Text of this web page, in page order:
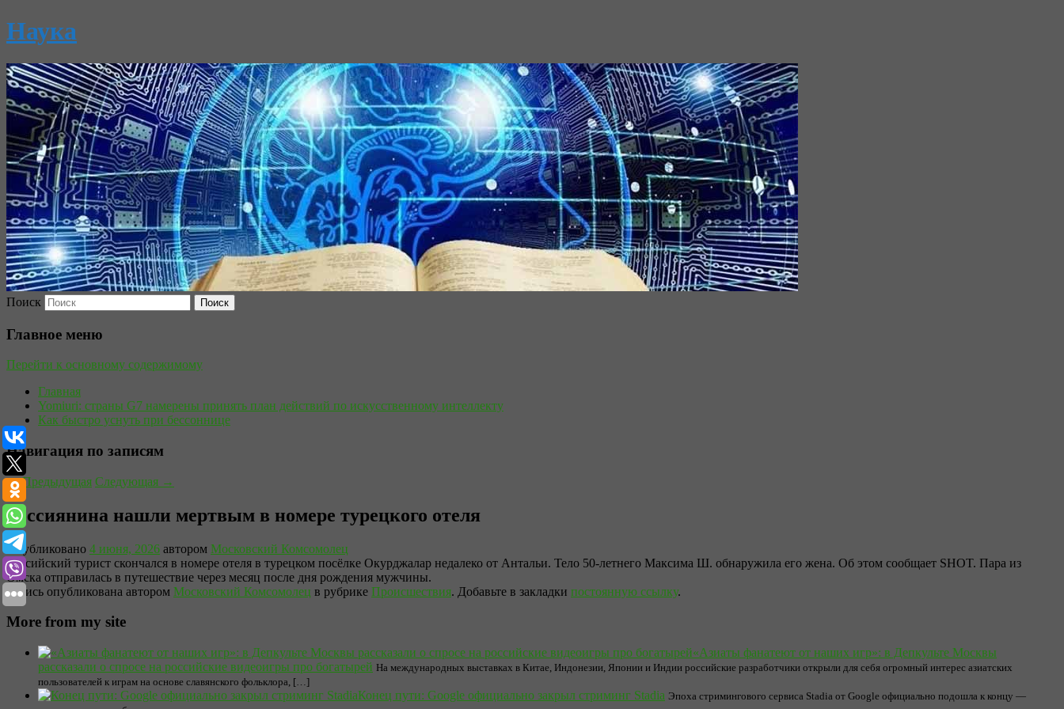
Наука
Поиск
Главное меню
Перейти к основному содержимому
Главная
Yomiuri: страны G7 намерены принять план действий по искусственному интеллекту
Как быстро уснуть при бессоннице
Навигация по записям
←Предыдущая Следующая →
Россиянина нашли мертвым в номере турецкого отеля
Опубликовано 4 июня, 2026 автором Московский Комсомолец
Российский турист скончался в номере отеля в турецком посёлке Окурджалар недалеко от Антальи. Тело 50-летнего Максима Ш. обнаружила его жена. Об этом сообщает SHOT. Пара из
Омска отправилась в путешествие через месяц после дня рождения мужчины.
Запись опубликована автором Московский Комсомолец в рубрике Происшествия. Добавьте в закладки постоянную ссылку.
More from my site
«Азиаты фанатеют от наших игр»: в Депкульте Москвы
рассказали о спросе на российские видеоигры про богатырей На международных выставках в Китае, Индонезии, Японии и Индии российские разработчики открыли для себя огромный интерес азиатских
пользователей к играм на основе славянского фольклора, […]
Конец пути: Google официально закрыл стриминг Stadia Эпоха стримингового сервиса Stadia от Google официально подошла к концу —